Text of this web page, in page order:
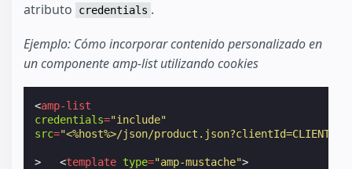
atributo
credentials .
Ejemplo: Cómo incorporar contenido personalizado en
un componente amp-list utilizando cookies
<amp-list
credentials="include"
src="<%host%>/json/
> <template type="amp-mustache">